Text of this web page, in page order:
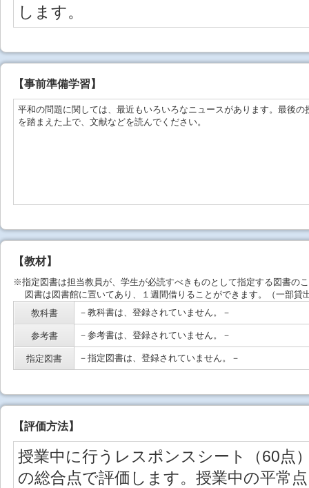
します。
【事前準備学習】
平和の問題に関しては、最近もいろいろなニュースがあります。最後
を踏まえた上で、文献などを読んでください。
【教材】
※指定図書は担当教員が、学生が必読すべきものとして指定する図書の
図書は図書館に置いてあり、１週間借りることができます。（一部貸
教科書
－教科書は、登録されていません。－
参考書 －参考書は、登録されていません。－
指定図書 －指定図書は、登録されていません。－
【評価方法】
授業中に行うレスポンスシート（60点
の総合点で評価します。授業中の平常